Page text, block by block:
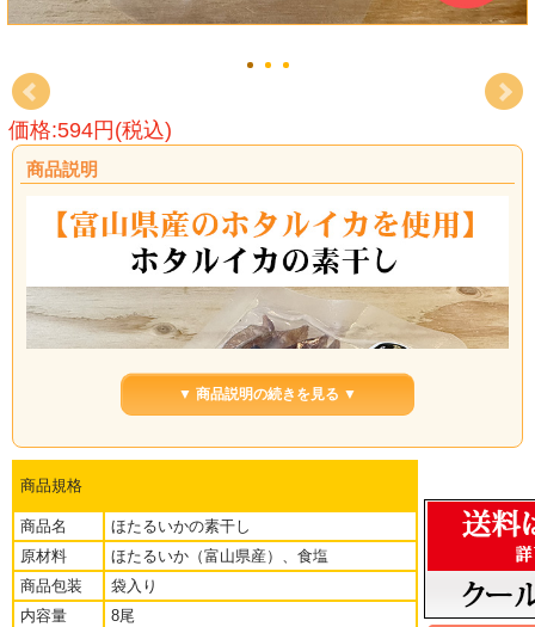
価格:594円(税込)
商品説明
▼ 商品説明の続きを見る ▼
商品規格
商品名
ほたるいかの素干し
原材料
ほたるいか（富山県産）、食塩
商品包装
袋入り
内容量
8尾